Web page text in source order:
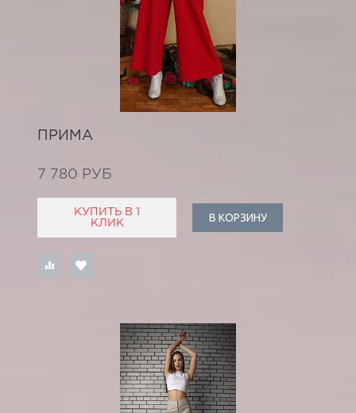
ПРИМА
7 780 РУБ
КУПИТЬ В 1
КЛИК
В КОРЗИНУ